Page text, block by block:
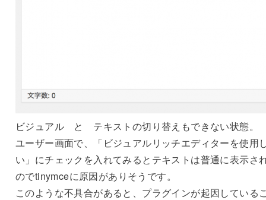
ビジュアル と テキストの切り替えもできない状態。
ユーザー画面で、「ビジュアルリッチエディターを使用
い」にチェックを入れてみるとテキストは普通に表示さ
のでtinymceに原因がありそうです。
このような不具合があると、プラグインが起因している